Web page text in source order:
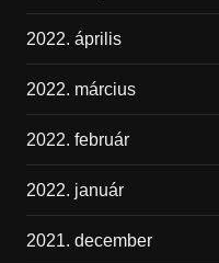
2022. április
2022. március
2022. február
2022. január
2021. december